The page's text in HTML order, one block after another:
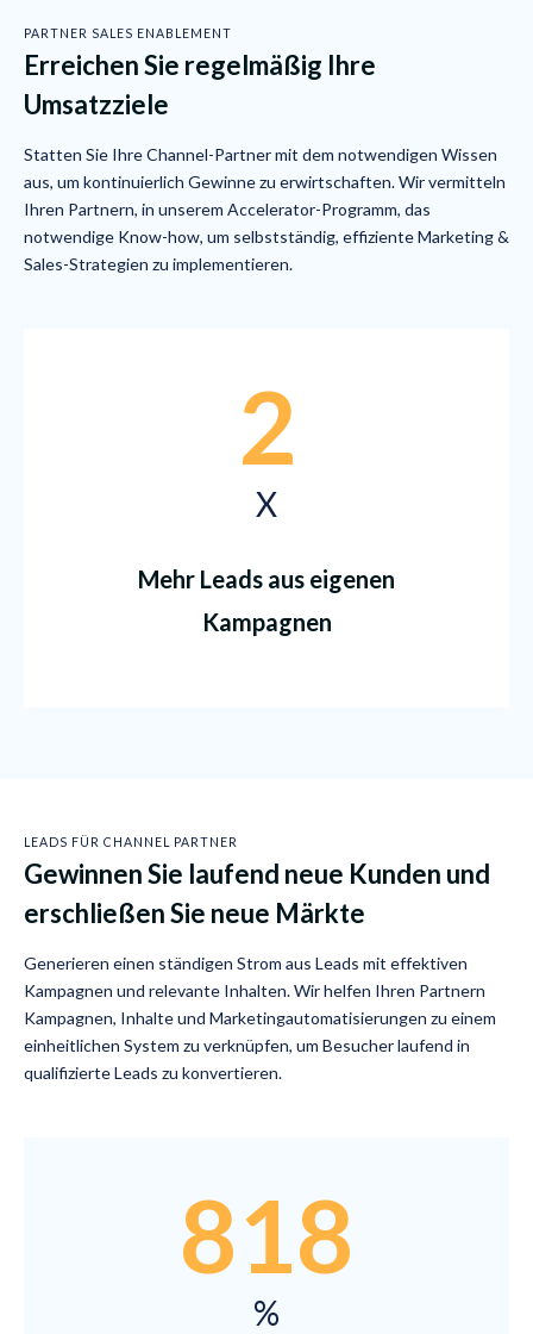
PARTNER SALES ENABLEMENT
Erreichen Sie regelmäßig Ihre
Umsatzziele
Statten Sie Ihre Channel-Partner mit dem notwendigen Wissen
aus, um kontinuierlich Gewinne zu erwirtschaften. Wir vermitteln
Ihren Partnern, in unserem Accelerator-Programm, das
notwendige Know-how, um selbstständig, effiziente Marketing &
Sales-Strategien zu implementieren.
2
X
Mehr Leads aus eigenen
Kampagnen
LEADS FÜR CHANNEL PARTNER
Gewinnen Sie laufend neue Kunden und
erschließen Sie neue Märkte
Generieren einen ständigen Strom aus Leads mit effektiven
Kampagnen und relevante Inhalten. Wir helfen Ihren Partnern
Kampagnen, Inhalte und Marketingautomatisierungen zu einem
einheitlichen System zu verknüpfen, um Besucher laufend in
qualifizierte Leads zu konvertieren.
818
%